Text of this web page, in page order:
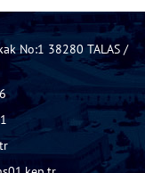
No:1 38280 TALAS /